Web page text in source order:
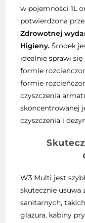
w pojemności 1L
potwierdzona
Zdrowotnej
Higieny.Środek
idealnie sprawi
formie
formie
czyszczenia
skoncentrowanej
czyszczenia i
W3 Multi jest
skutecznie usuwa
sanitarnych,
glazura, kabiny